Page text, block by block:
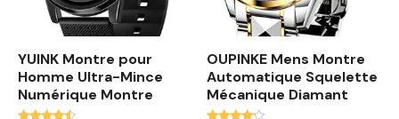
YUINK Montre pour
Homme Ultra-Mince
Numérique Montre
OUPINKE Mens Montre
Automatique Squelette
Mécanique Diamant